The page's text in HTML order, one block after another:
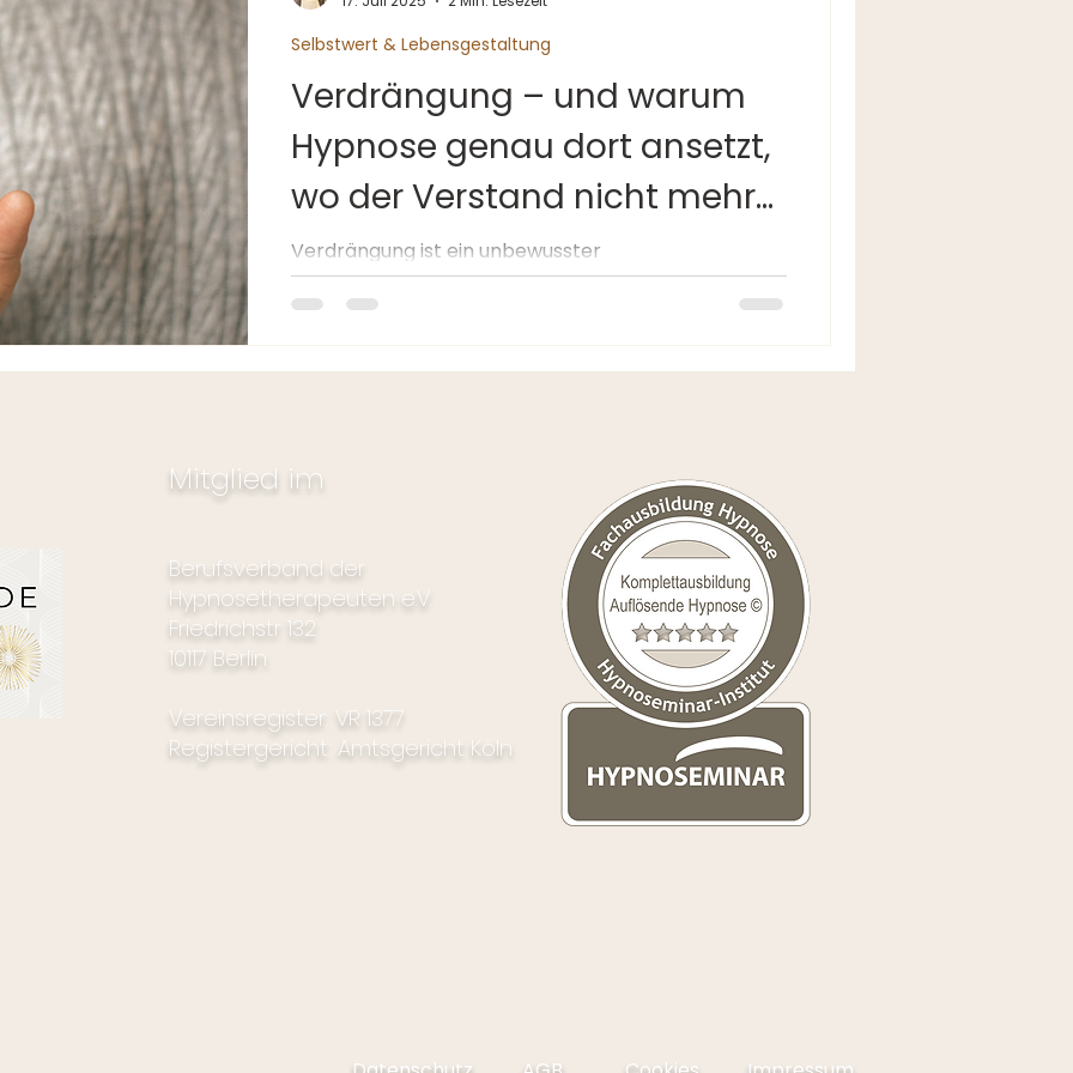
Verdrängung – und warum
Hypnose genau dort ansetzt,
wo der Verstand nicht mehr
hinreicht
Verdrängung ist ein unbewusster
Schutzmechanismus der Psyche. Wenn ein Erlebnis
zu belastend, zu beschämend oder zu bedrohlich
Verarbeitung automatisch beiseite – ins sogenannte
Selbstwert & Lebensgestaltung
Mitglied im
Berufsverband der
Hypnosetherapeuten e.V.
Friedrichstr 132
10117 Berlin
Vereinsregister: VR 1377
Registergericht: Amtsgericht Köln